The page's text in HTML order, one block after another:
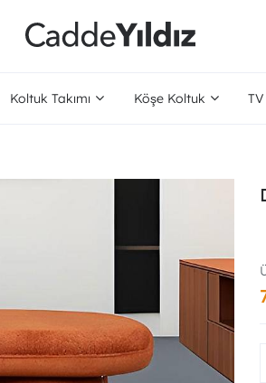
Koltuk Takımı Köşe Koltuk